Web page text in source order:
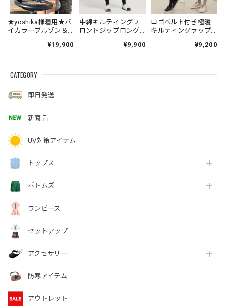
★yoshika様着用★バ
イカラーブルゾン＆
¥19,900
中綿キルティングフ
ロントジップロング
¥9,900
ロゴベルト付き極暖
キルティングラップ
¥9,200
CATEGORY
即日発送
新商品
UV対策アイテム
トップス
ボトムズ
ワンピース
セットアップ
アクセサリー
防寒アイテム
アウトレット